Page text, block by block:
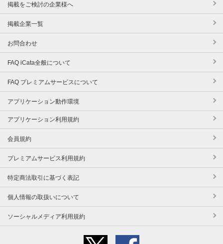
掲載をご検討の企業様へ
掲載企業一覧
お問合わせ
FAQ iCata全般について
FAQ プレミアムサービスについて
アプリケーション動作環境
アプリケーション利用規約
会員規約
プレミアムサービス利用規約
特定商法取引に基づく表記
個人情報の取扱いについて
ソーシャルメディア利用規約